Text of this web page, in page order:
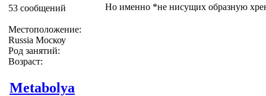
53 сообщений
Местоположение:
Russia Москоу
Род занятий:
Возраст:
Но именно *не нисущих образную
Metabolya